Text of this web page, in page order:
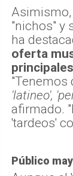
Asimismo,
"nichos" y
ha
oferta
"Tenemos
'latineo',
afirmado.
'tardeos'
Público